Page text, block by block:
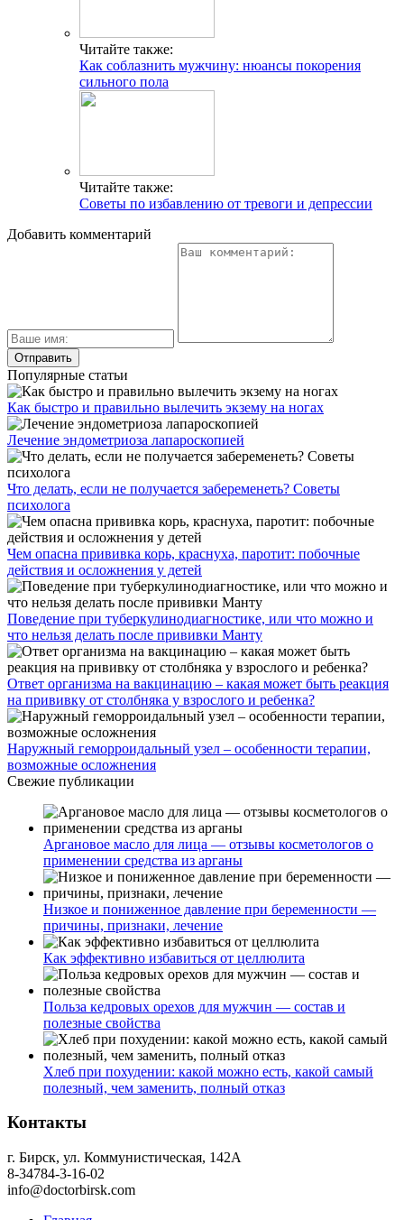
Читайте также:
Как соблазнить мужчину: нюансы покорения
сильного пола
Читайте также:
Советы по избавлению от тревоги и депрессии
Добавить комментарий
Популярные статьи
Как быстро и правильно вылечить экзему на ногах
Лечение эндометриоза лапароскопией
Что делать, если не получается забеременеть? Советы
психолога
Чем опасна прививка корь, краснуха, паротит: побочные
действия и осложнения у детей
Поведение при туберкулинодиагностике, или что можно и
что нельзя делать после прививки Манту
Ответ организма на вакцинацию – какая может быть реакция
на прививку от столбняка у взрослого и ребенка?
Наружный геморроидальный узел – особенности терапии,
возможные осложнения
Свежие публикации
Аргановое масло для лица — отзывы косметологов о
применении средства из арганы
Низкое и пониженное давление при беременности —
причины, признаки, лечение
Как эффективно избавиться от целлюлита
Польза кедровых орехов для мужчин — состав и
полезные свойства
Хлеб при похудении: какой можно есть, какой самый
полезный, чем заменить, полный отказ
Контакты
г. Бирск, ул. Коммунистическая, 142А
8-34784-3-16-02
info@doctorbirsk.com